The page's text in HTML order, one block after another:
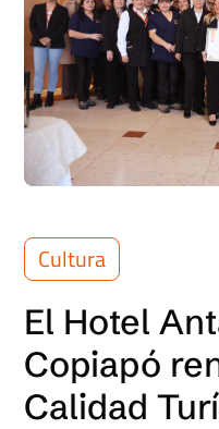
Cultura
El Hotel
Copiapó
Calidad